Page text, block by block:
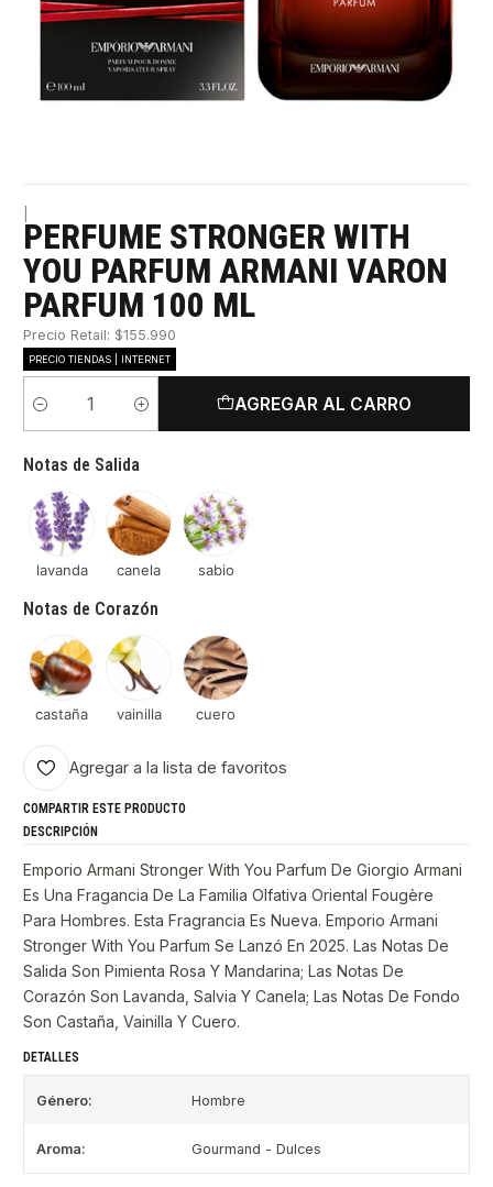
PERFUME STRONGER WITH
YOU PARFUM ARMANI VARON
PARFUM 100 ML
Precio Retail: $155.990
PRECIO TIENDAS | INTERNET
Cantidad
AGREGAR AL CARRO
Notas de Salida
lavanda canela sabio
Notas de Corazón
castaña vainilla cuero
Agregar a la lista de favoritos
COMPARTIR ESTE PRODUCTO
DESCRIPCIÓN
Emporio Armani Stronger With You Parfum De Giorgio Armani
Es Una Fragancia De La Familia Olfativa Oriental Fougère
Para Hombres. Esta Fragrancia Es Nueva. Emporio Armani
Stronger With You Parfum Se Lanzó En 2025. Las Notas De
Salida Son Pimienta Rosa Y Mandarina; Las Notas De
Corazón Son Lavanda, Salvia Y Canela; Las Notas De Fondo
Son Castaña, Vainilla Y Cuero.
DETALLES
Género: Hombre
Aroma: Gourmand - Dulces